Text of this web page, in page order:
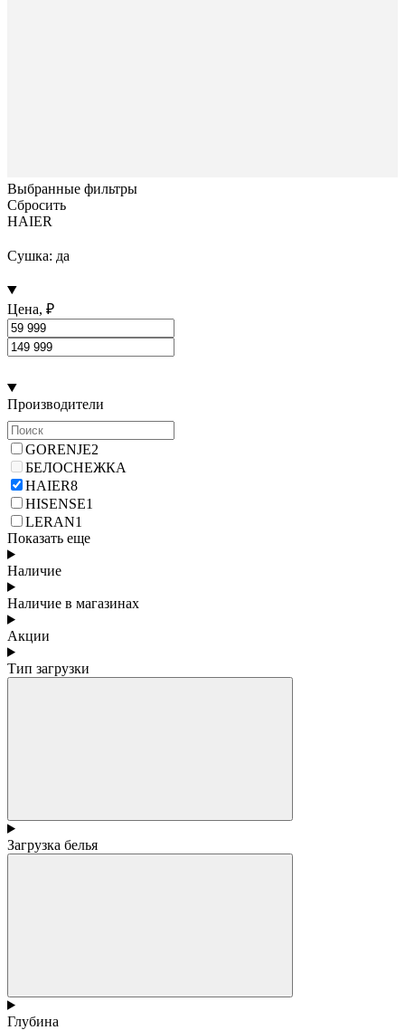
Выбранные фильтры
Сбросить
HAIER
Сушка: да
Цена, ₽
Производители
GORENJE2
БЕЛОСНЕЖКА
HAIER8
HISENSE1
LERAN1
Показать еще
Наличие
Наличие в магазинах
Акции
Тип загрузки
Загрузка белья
Глубина